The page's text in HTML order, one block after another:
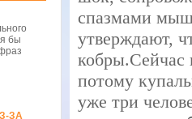
бы
ЗА
спазмами
утверждают,
кобры.Сейчас
потому
уже три